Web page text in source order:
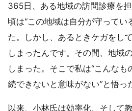
365日、ある地域の訪問診療を
頃は“この地域は自分が守ってい
た。しかし、あるときケガをし
しまったんです。その間、地域
しまった。そこで私は“こんなも
続できないと意味がない”と悟っ
以来、小林氏は効率化、そして